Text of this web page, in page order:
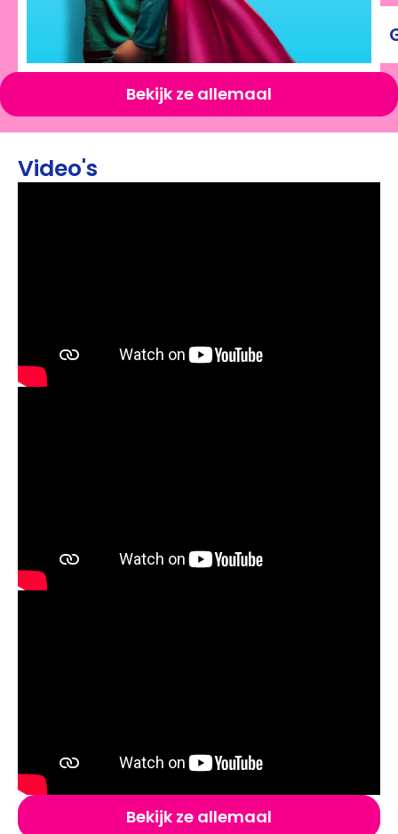
Bekijk ze allemaal
Video's
Bekijk ze allemaal